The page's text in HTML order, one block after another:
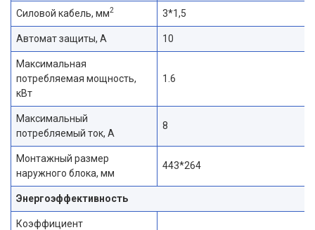
Силовой кабель, мм2 3*1,5
Автомат защиты, А 10
Максимальная
потребляемая мощность,
кВт
1.6
Максимальный
потребляемый ток, А
8
Монтажный размер
наружного блока, мм
443*264
Энергоэффективность
Коэффициент